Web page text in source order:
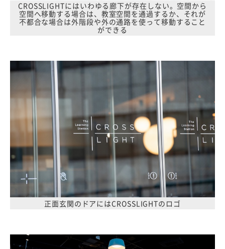
CROSSLIGHTにはいわゆる廊下が存在しない。空間から
空間へ移動する場合は、教室空間を通過するか、それが
不都合な場合は外階段や外の通路を使って移動すること
ができる
正面玄関のドアにはCROSSLIGHTのロゴ